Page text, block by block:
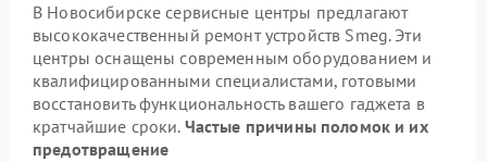
В Новосибирске сервисные центры предлагают
высококачественный ремонт устройств Smeg. Эти
центры оснащены современным оборудованием и
квалифицированными специалистами, готовыми
восстановить функциональность вашего гаджета в
кратчайшие сроки. Частые причины поломок и их
предотвращение